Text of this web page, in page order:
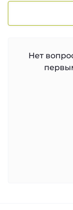
Нет